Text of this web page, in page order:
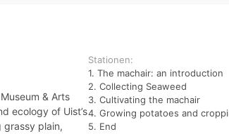
& Arts
ecology of Uist’s
grassy plain,
Stationen:
1. The machair: an introduction
2. Collecting Seaweed
3. Cultivating the machair
5. End